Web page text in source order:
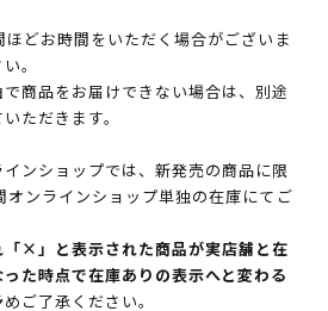
どお時間をいただく場合がございま
。
商品をお届けできない場合は、別途
ただきます。
ンショップでは、新発売の商品に限
オンラインショップ単独の在庫にてご
「×」と表示された商品が実店舗と在
た時点で在庫ありの表示へと変わる
ご了承ください。